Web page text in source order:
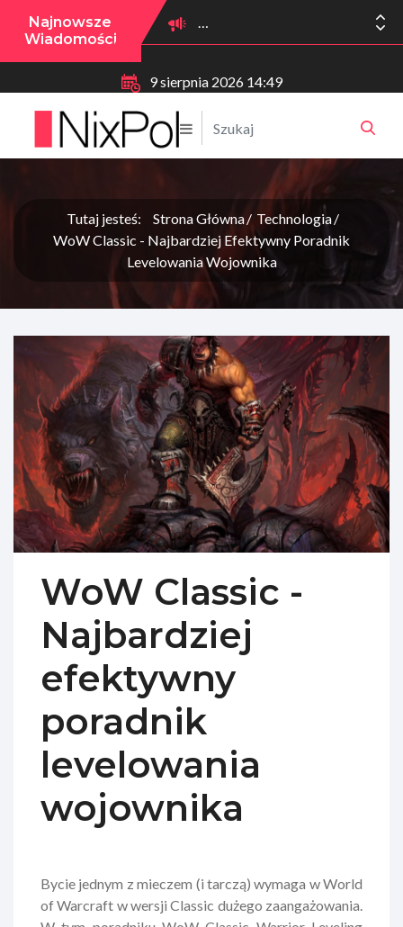
Najnowsze
Wiadomości
9 sierpnia 2026 14:49
Tutaj jesteś: Strona Główna
Technologia
WoW Classic - Najbardziej Efektywny Poradnik
Levelowania Wojownika
WoW Classic -
Najbardziej
efektywny
poradnik
levelowania
wojownika
Bycie jednym z mieczem (i tarczą) wymaga w World
of Warcraft w wersji Classic dużego zaangażowania.